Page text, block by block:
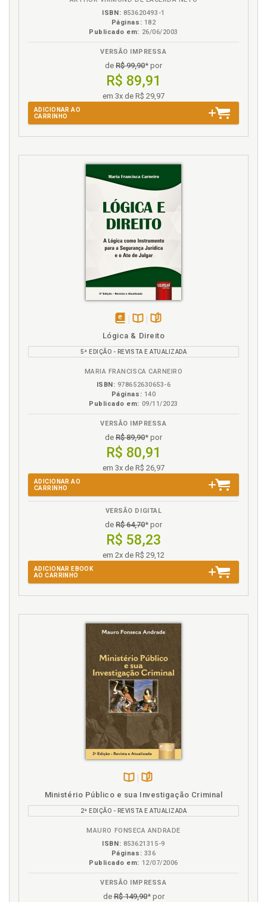
ISBN: 853620493-1
Páginas: 182
Publicado em: 26/06/2003
VERSÃO IMPRESSA
de R$ 99,90* por
R$ 89,91
em 3x de R$ 29,97
ADICIONAR AO
CARRINHO
em
eBookB.V.
Lógica & Direito
5ª EDIÇÃO - REVISTA E ATUALIZADA
MARIA FRANCISCA CARNEIRO
ISBN: 978652630653-6
Páginas: 140
Publicado em: 09/11/2023
VERSÃO IMPRESSA
de R$ 89,90* por
R$ 80,91
em 3x de R$ 26,97
ADICIONAR AO
CARRINHO
VERSÃO DIGITAL
de R$ 64,70* por
R$ 58,23
em 2x de R$ 29,12
ADICIONAR EBOOK
AO CARRINHO
B.V.
Ministério Público e sua Investigação Criminal
2ª EDIÇÃO - REVISTA E ATUALIZADA
MAURO FONSECA ANDRADE
ISBN: 853621315-9
Páginas: 336
Publicado em: 12/07/2006
VERSÃO IMPRESSA
deR$ 149,90* por